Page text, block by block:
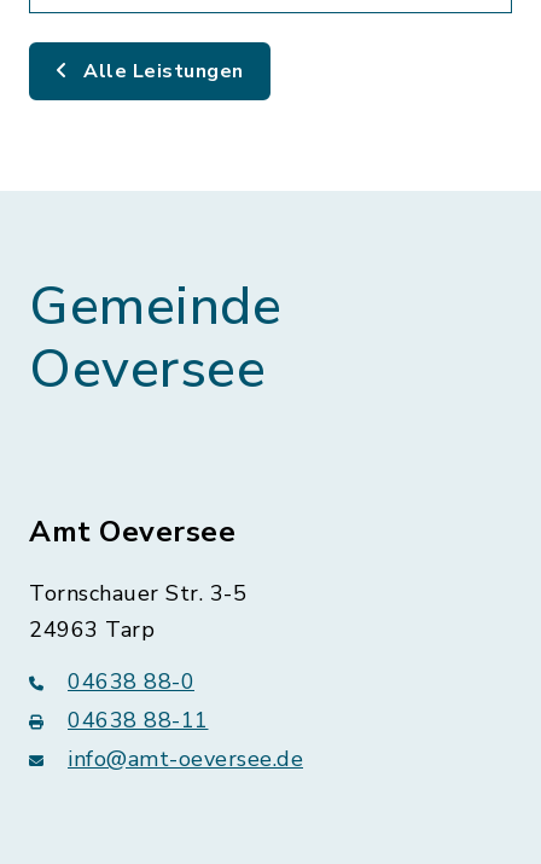
Alle Leistungen
Gemeinde
Oeversee
Amt Oeversee
Tornschauer Str. 3-5
24963 Tarp
04638 88-0
04638 88-11
info@amt-oeversee.de